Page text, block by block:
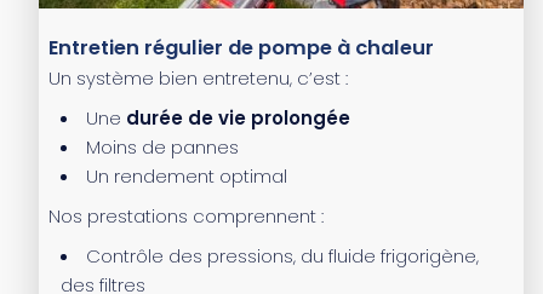
Entretien régulier de pompe à chaleur
Un système bien entretenu, c’est :
Une durée de vie prolongée
Moins de pannes
Un rendement optimal
Nos prestations comprennent :
Contrôle des pressions, du fluide frigorigène,
des filtres